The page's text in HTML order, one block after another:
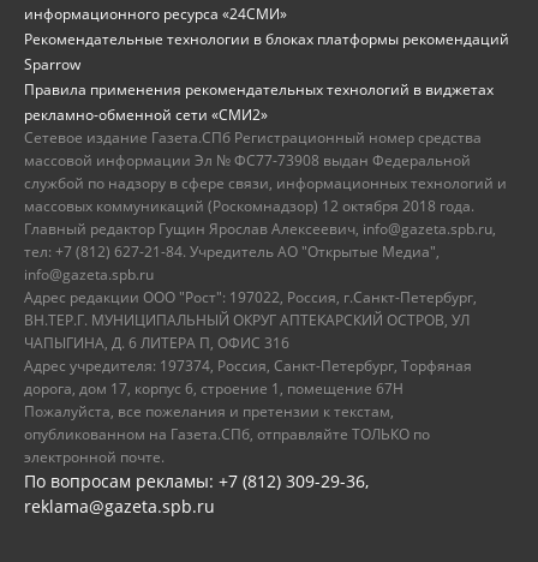
информационного ресурса «24СМИ»
Рекомендательные технологии в блоках платформы рекомендаций
Sparrow
Правила применения рекомендательных технологий в виджетах
рекламно-обменной сети «СМИ2»
Сетевое издание Газета.СПб Регистрационный номер средства
массовой информации Эл № ФС77-73908 выдан Федеральной
службой по надзору в сфере связи, информационных технологий и
массовых коммуникаций (Роскомнадзор) 12 октября 2018 года.
Главный редактор Гущин Ярослав Алексеевич, info@gazeta.spb.ru,
тел: +7 (812) 627-21-84. Учредитель АО "Открытые Медиа",
info@gazeta.spb.ru
Адрес редакции ООО "Рост": 197022, Россия, г.Санкт-Петербург,
ВН.ТЕР.Г. МУНИЦИПАЛЬНЫЙ ОКРУГ АПТЕКАРСКИЙ ОСТРОВ, УЛ
ЧАПЫГИНА, Д. 6 ЛИТЕРА П, ОФИС 316
Адрес учредителя: 197374, Россия, Санкт-Петербург, Торфяная
дорога, дом 17, корпус 6, строение 1, помещение 67Н
Пожалуйста, все пожелания и претензии к текстам,
опубликованном на Газета.СПб, отправляйте ТОЛЬКО по
электронной почте.
По вопросам рекламы: +7 (812) 309-29-36,
reklama@gazeta.spb.ru